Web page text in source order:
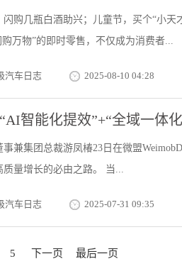
闪购几瓶白酒助兴；儿童节，买个“小
万物”的即时零售，不仅成为消费者...
汽车日志 2025-08-10 04:28
智能化提效”+“全域一体
兼集团总裁游凤椿23日在微盟
质量增长的必由之路。 当...
汽车日志 2025-07-31 09:35
5 下一页 最后一页